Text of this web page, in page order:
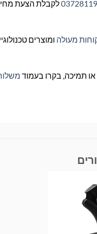
לקבלת הצעת מחיר
מעולה ומוצרים
תמיכה, בקרו בעמוד